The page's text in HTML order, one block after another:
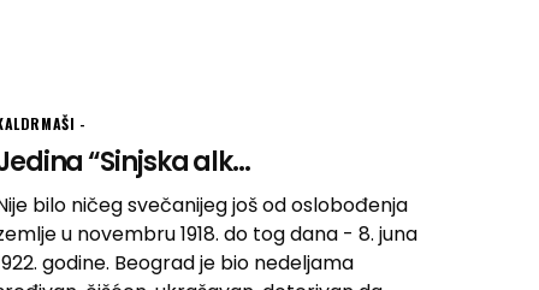
“Sinjska alk...
bilo ničeg svečanijeg još od oslobođenja
u novembru 1918. do tog dana - 8. juna
godine. Beograd je bio nedeljama